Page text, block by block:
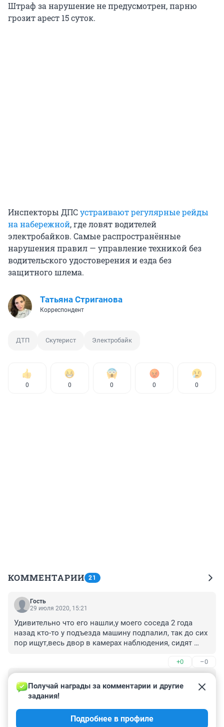
Штраф за нарушение не предусмотрен, парню
грозит арест 15 суток.
Инспекторы ДПСустраивают регулярные рейды
на набережной, где ловят водителей
электробайков. Самые распространённые
нарушения правил — управление техникой без
водительского удостоверения и езда без
защитного шлема.
Татьяна Стриганова
Корреспондент
ДТП Скутерист Электробайк
0 0 0 0 0
КОММЕНТАРИИ 21
Гость
29 июля 2020, 15:21
Удивительно что его нашли,у моего соседа 2 года
назад кто-то у подъезда машину подпалил, так до сих
пор ищут,весь двор в камерах наблюдения, сидят
+0 –0
27 июля 2020, 19:31
Вот именно, что всем нужна своя территория! Детям-
площадки, велосипедистам и скутеристам дорожки с
ограждением или разделением зеленой зоной от
Получай награды за комментарии и другие
задания!
Подробнее в профиле